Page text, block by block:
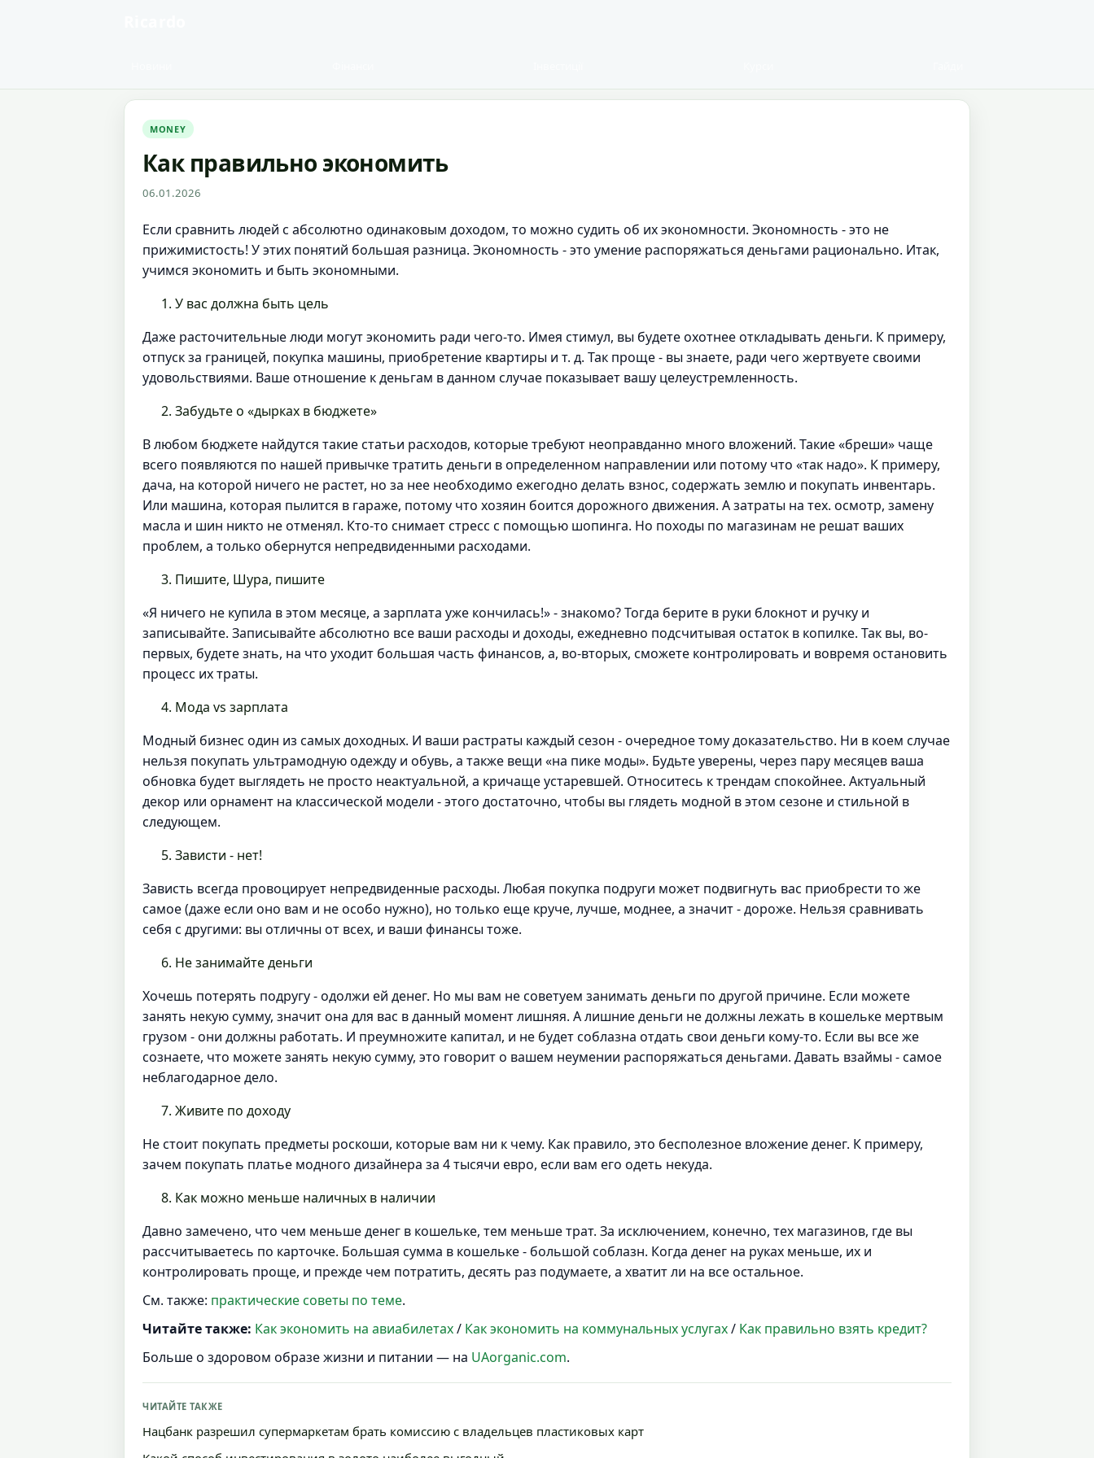
MONEY
Как правильно экономить
06.01.2026
Если сравнить людей с абсолютно одинаковым доходом, то можно судить об их экономности. Экономность - это не
прижимистость! У этих понятий большая разница. Экономность - это умение распоряжаться деньгами рационально. Итак,
учимся экономить и быть экономными.
У вас должна быть цель
Даже расточительные люди могут экономить ради чего-то. Имея стимул, вы будете охотнее откладывать деньги. К примеру,
отпуск за границей, покупка машины, приобретение квартиры и т. д. Так проще - вы знаете, ради чего жертвуете своими
удовольствиями. Ваше отношение к деньгам в данном случае показывает вашу целеустремленность.
Забудьте о «дырках в бюджете»
В любом бюджете найдутся такие статьи расходов, которые требуют неоправданно много вложений. Такие «бреши» чаще
всего появляются по нашей привычке тратить деньги в определенном направлении или потому что «так надо». К примеру,
дача, на которой ничего не растет, но за нее необходимо ежегодно делать взнос, содержать землю и покупать инвентарь.
Или машина, которая пылится в гараже, потому что хозяин боится дорожного движения. А затраты на тех. осмотр, замену
масла и шин никто не отменял. Кто-то снимает стресс с помощью шопинга. Но походы по магазинам не решат ваших
проблем, а только обернутся непредвиденными расходами.
Пишите, Шура, пишите
«Я ничего не купила в этом месяце, а зарплата уже кончилась!» - знакомо? Тогда берите в руки блокнот и ручку и
записывайте. Записывайте абсолютно все ваши расходы и доходы, ежедневно подсчитывая остаток в копилке. Так вы, во-
первых, будете знать, на что уходит большая часть финансов, а, во-вторых, сможете контролировать и вовремя остановить
процесс их траты.
Мода vs зарплата
Модный бизнес один из самых доходных. И ваши растраты каждый сезон - очередное тому доказательство. Ни в коем случае
нельзя покупать ультрамодную одежду и обувь, а также вещи «на пике моды». Будьте уверены, через пару месяцев ваша
обновка будет выглядеть не просто неактуальной, а кричаще устаревшей. Относитесь к трендам спокойнее. Актуальный
декор или орнамент на классической модели - этого достаточно, чтобы вы глядеть модной в этом сезоне и стильной в
следующем.
Зависти - нет!
Зависть всегда провоцирует непредвиденные расходы. Любая покупка подруги может подвигнуть вас приобрести то же
самое (даже если оно вам и не особо нужно), но только еще круче, лучше, моднее, а значит - дороже. Нельзя сравнивать
себя с другими: вы отличны от всех, и ваши финансы тоже.
Не занимайте деньги
Хочешь потерять подругу - одолжи ей денег. Но мы вам не советуем занимать деньги по другой причине. Если можете
занять некую сумму, значит она для вас в данный момент лишняя. А лишние деньги не должны лежать в кошельке мертвым
грузом - они должны работать. И преумножите капитал, и не будет соблазна отдать свои деньги кому-то. Если вы все же
сознаете, что можете занять некую сумму, это говорит о вашем неумении распоряжаться деньгами. Давать взаймы - самое
неблагодарное дело.
Живите по доходу
Не стоит покупать предметы роскоши, которые вам ни к чему. Как правило, это бесполезное вложение денег. К примеру,
зачем покупать платье модного дизайнера за 4 тысячи евро, если вам его одеть некуда.
Как можно меньше наличных в наличии
Давно замечено, что чем меньше денег в кошельке, тем меньше трат. За исключением, конечно, тех магазинов, где вы
рассчитываетесь по карточке. Большая сумма в кошельке - большой соблазн. Когда денег на руках меньше, их и
контролировать проще, и прежде чем потратить, десять раз подумаете, а хватит ли на все остальное.
См. также: практические советы по теме.
Читайте также: Как экономить на авиабилетах/ Как экономить на коммунальных услугах/ Как правильно взять кредит?
Больше о здоровом образе жизни и питании — на UAorganic.com.
ЧИТАЙТЕ ТАКЖЕ
Нацбанк разрешил супермаркетам брать комиссию с владельцев пластиковых карт